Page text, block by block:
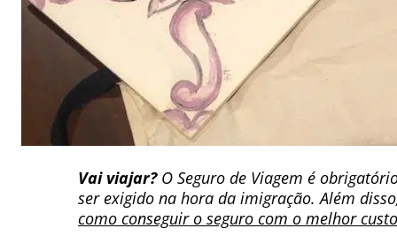
Vai viajar? O Seguro de Viagem é
ser exigido na hora da imigração. Além
como conseguir o seguro com o melhor